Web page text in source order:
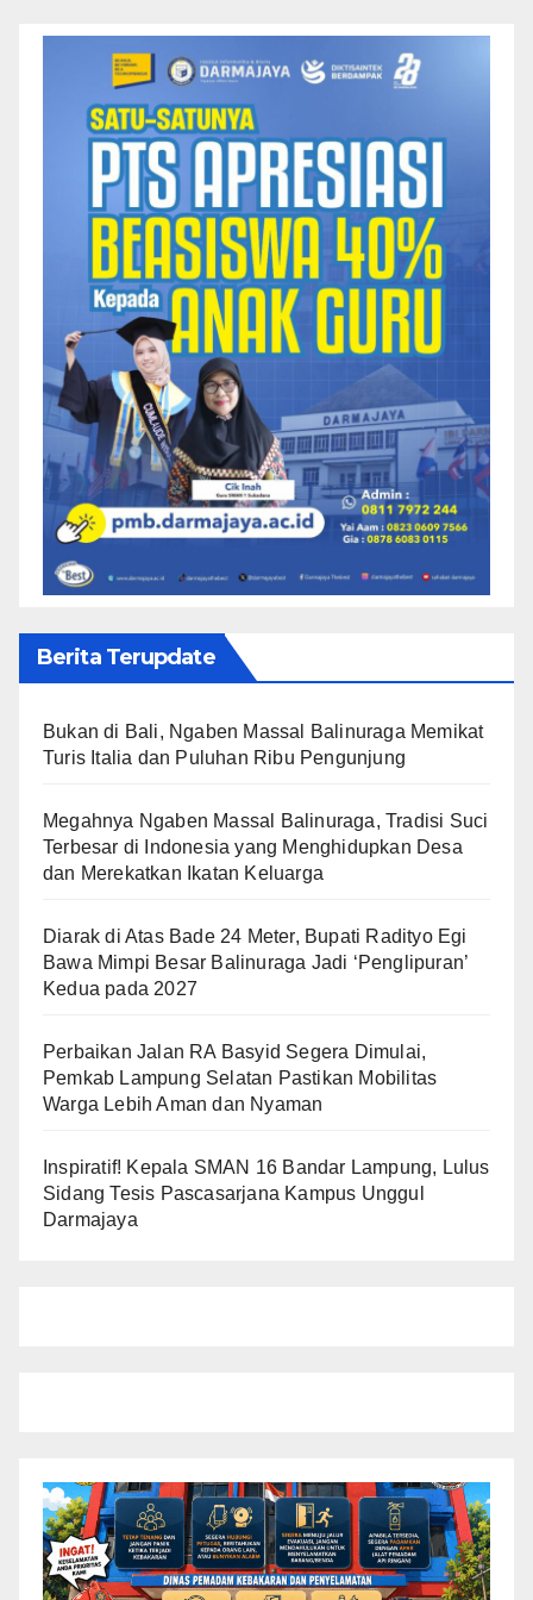
Berita Terupdate
Bukan di Bali, Ngaben Massal Balinuraga Memikat
Turis Italia dan Puluhan Ribu Pengunjung
Megahnya Ngaben Massal Balinuraga, Tradisi Suci
Terbesar di Indonesia yang Menghidupkan Desa
dan Merekatkan Ikatan Keluarga
Diarak di Atas Bade 24 Meter, Bupati Radityo Egi
Bawa Mimpi Besar Balinuraga Jadi ‘Penglipuran’
Kedua pada 2027
Perbaikan Jalan RA Basyid Segera Dimulai,
Pemkab Lampung Selatan Pastikan Mobilitas
Warga Lebih Aman dan Nyaman
Inspiratif! Kepala SMAN 16 Bandar Lampung, Lulus
Sidang Tesis Pascasarjana Kampus Unggul
Darmajaya